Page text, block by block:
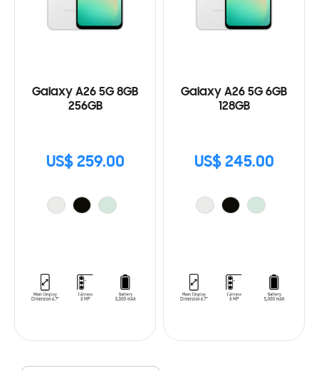
Galaxy A26 5G 8GB
256GB
US$ 259.00
Galaxy A26 5G 6GB
128GB
US$ 245.00